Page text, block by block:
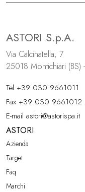
ASTORI S.p.A.
Via Calcinatella, 7
25018 Montichiari (BS)
Tel +39 030 9661011
Fax +39 030 9661012
E-mail astori@astorispa.it
ASTORI
Azienda
Target
Faq
Marchi